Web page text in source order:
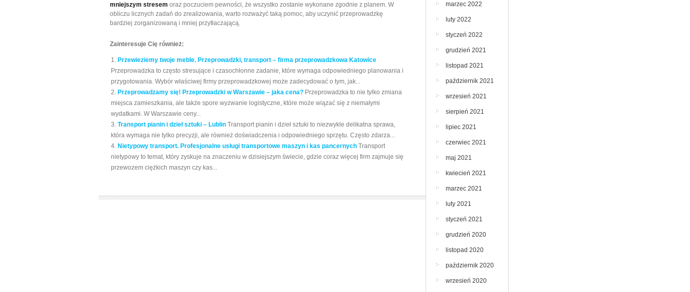
mniejszym stresem oraz poczuciem pewności, że wszystko zostanie wykonane zgodnie z planem. W
obliczu licznych zadań do zrealizowania, warto rozważyć taką pomoc, aby uczynić przeprowadzkę
bardziej zorganizowaną i mniej przytłaczającą.
Zainteresuje Cię również:
Przewieziemy twoje meble. Przeprowadzki, transport – firma przeprowadzkowa Katowice
Przeprowadzka to często stresujące i czasochłonne zadanie, które wymaga odpowiedniego planowania i
przygotowania. Wybór właściwej firmy przeprowadzkowej może zadecydować o tym, jak...
Przeprowadzamy się! Przeprowadzki w Warszawie – jaka cena? Przeprowadzka to nie tylko zmiana
miejsca zamieszkania, ale także spore wyzwanie logistyczne, które może wiązać się z niemałymi
wydatkami. W Warszawie ceny...
Transport pianin i dzieł sztuki – Lublin Transport pianin i dzieł sztuki to niezwykle delikatna sprawa,
która wymaga nie tylko precyzji, ale również doświadczenia i odpowiedniego sprzętu. Często zdarza...
Nietypowy transport. Profesjonalne usługi transportowe maszyn i kas pancernych Transport
nietypowy to temat, który zyskuje na znaczeniu w dzisiejszym świecie, gdzie coraz więcej firm zajmuje się
przewozem ciężkich maszyn czy kas...
marzec 2022
luty 2022
styczeń 2022
grudzień 2021
listopad 2021
październik 2021
wrzesień 2021
sierpień 2021
lipiec 2021
czerwiec 2021
maj 2021
kwiecień 2021
marzec 2021
luty 2021
styczeń 2021
grudzień 2020
listopad 2020
październik 2020
wrzesień 2020